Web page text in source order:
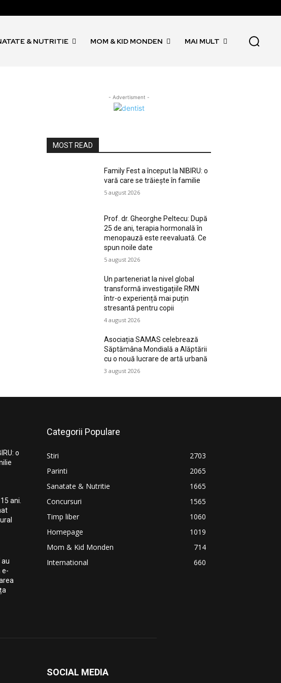
& NUTRITIE MOM & KID MONDEN MAI MULT
- Advertisment -
MOST READ
Family Fest a început la NIBIRU: o
vară care se trăiește în familie
5 august 2026
Prof. dr. Gheorghe Peltecu: După
25 de ani, terapia hormonală în
menopauză este reevaluată. Ce
spun noile date
5 august 2026
Un parteneriat la nivel global
transformă investigațiile RMN
într-o experiență mai puțin
stresantă pentru copii
4 august 2026
Asociația SAMAS celebrează
Săptămâna Mondială a Alăptării
cu o nouă lucrare de artă urbană
3 august 2026
o
ani.
au
e-
Categorii Populare
Stiri
2703
Parinti
2065
Sanatate & Nutritie
1665
Concursuri
1565
Timp liber
1060
Homepage
1019
Mom & Kid Monden
714
International
660
SOCIAL MEDIA